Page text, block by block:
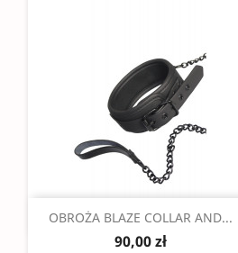
Szybki podgląd
OBROŻA BLAZE COLLAR AND...
90,00 zł